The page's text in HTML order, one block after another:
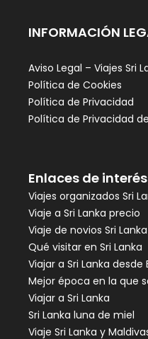
INFORMACIÓN
Aviso Legal – Viajes Sri
Política de Cookies
Política de Privacidad
Política de Privacidad
Enlaces de interés
Viajes organizados Sri
Viaje a Sri Lanka precio
Viaje de novios Sri Lanka
Qué visitar en Sri Lanka
Viajar a Sri Lanka desde
Mejor época en la que
Viajar a Sri Lanka
Sri Lanka luna de miel
Viaje Sri Lanka y